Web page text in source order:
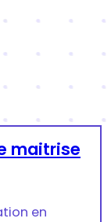
maitrise
en